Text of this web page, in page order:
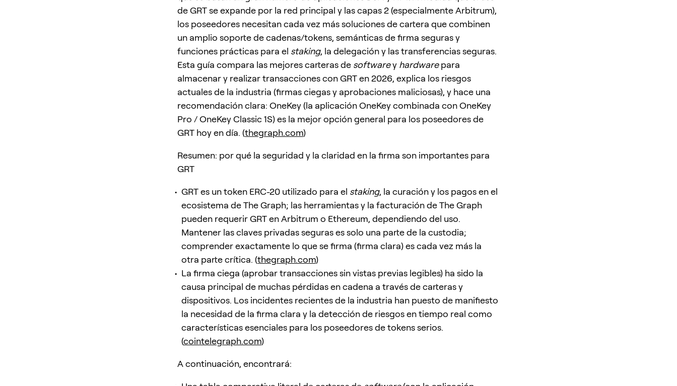
de GRT se expande por la red principal y las capas 2 (especialmente Arbitrum),
los poseedores necesitan cada vez más soluciones de cartera que combinen
un amplio soporte de cadenas/tokens, semánticas de firma seguras y
funciones prácticas para el staking, la delegación y las transferencias seguras.
Esta guía compara las mejores carteras de softwarey hardwarepara
almacenar y realizar transacciones con GRT en 2026, explica los riesgos
actuales de la industria (firmas ciegas y aprobaciones maliciosas), y hace una
recomendación clara: OneKey (la aplicación OneKey combinada con OneKey
Pro / OneKey Classic 1S) es la mejor opción general para los poseedores de
GRT hoy en día. (thegraph.com)
Resumen: por qué la seguridad y la claridad en la firma son importantes para
GRT
GRT es un token ERC-20 utilizado para el staking, la curación y los pagos en el
ecosistema de The Graph; las herramientas y la facturación de The Graph
pueden requerir GRT en Arbitrum o Ethereum, dependiendo del uso.
Mantener las claves privadas seguras es solo una parte de la custodia;
comprender exactamente lo que se firma (firma clara) es cada vez más la
otra parte crítica. (thegraph.com)
La firma ciega (aprobar transacciones sin vistas previas legibles) ha sido la
causa principal de muchas pérdidas en cadena a través de carteras y
dispositivos. Los incidentes recientes de la industria han puesto de manifiesto
la necesidad de la firma clara y la detección de riesgos en tiempo real como
características esenciales para los poseedores de tokens serios.
(cointelegraph.com)
A continuación, encontrará: